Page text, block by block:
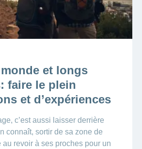
et longs
faire le plein
et d’expériences
c’est aussi laisser derrière
connaît, sortir de sa zone de
au revoir à ses proches pour un